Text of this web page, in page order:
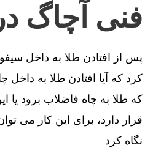
فنی آچاگ
پس از افتادن طلا به داخل
کرد که آیا افتادن طلا به داخل
که طلا به چاه فاضلاب برود یا
قرار دارد، برای این کار می
نگاه کرد